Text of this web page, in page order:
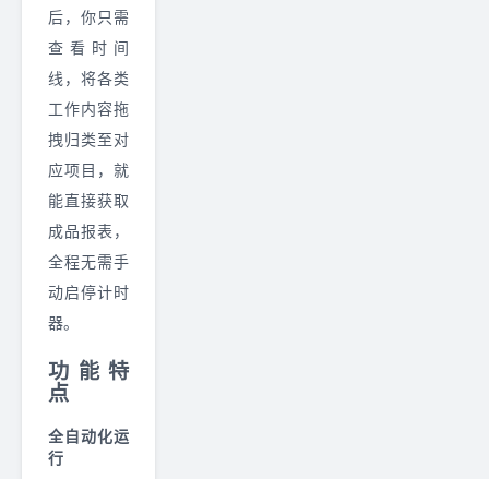
后，你只需
查看时间
线，将各类
工作内容拖
拽归类至对
应项目，就
能直接获取
成品报表，
全程无需手
动启停计时
器。
功能特
点
全自动化运
行